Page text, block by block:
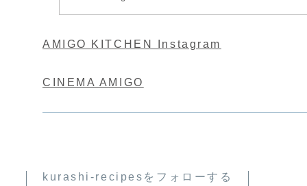
AMIGO KITCHEN Instagram
CINEMA AMIGO
kurashi-recipesをフォローする